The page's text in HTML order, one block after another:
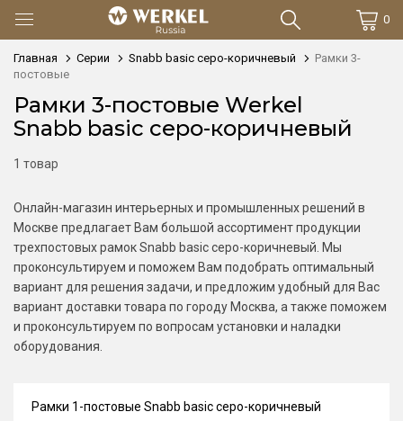
0
Главная Серии Snabb basic серо-коричневый
Рамки 3-
постовые
Рамки 3-постовые Werkel
Snabb basic серо-коричневый
1 товар
Онлайн-магазин интерьерных и промышленных решений в
Москве предлагает Вам большой ассортимент продукции
трехпостовых рамок Snabb basic серо-коричневый. Мы
проконсультируем и поможем Вам подобрать оптимальный
вариант для решения задачи, и предложим удобный для Вас
вариант доставки товара по городу Москва, а также поможем
и проконсультируем по вопросам установки и наладки
оборудования.
Рамки 1-постовые Snabb basic серо-коричневый